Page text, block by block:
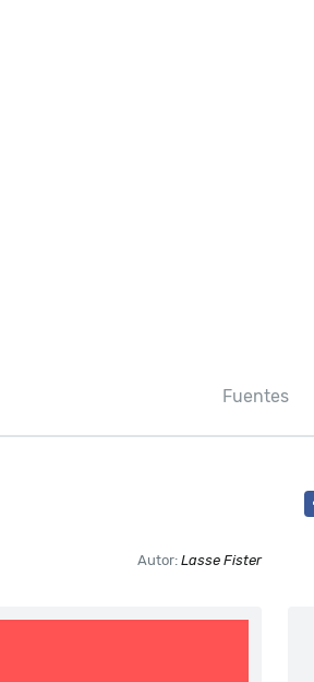
Fuentes
Autor: Lasse Fister